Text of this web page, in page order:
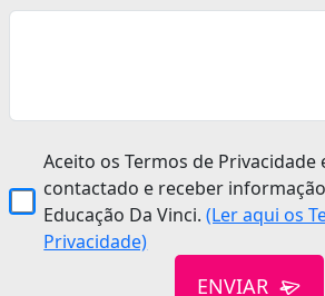
Aceito os Termos de Privacidade
contactado e receber
Educação Da Vinci.(Ler aqui os
Privacidade)
ENVIAR